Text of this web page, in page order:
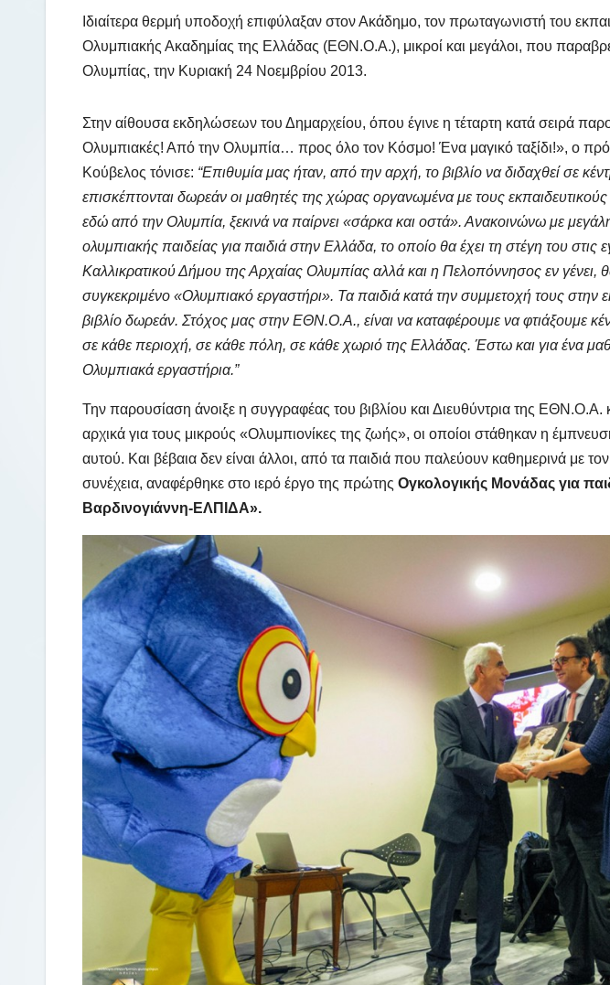
Ιδιαίτερα θερμή υποδοχή επιφύλαξαν στον Ακάδημο, τον πρωταγωνιστή του
Ολυμπιακής Ακαδημίας της Ελλάδας (ΕΘΝ.Ο.Α.), μικροί και μεγάλοι, που
Ολυμπίας, την Κυριακή 24 Νοεμβρίου 2013.
Στην αίθουσα εκδηλώσεων του Δημαρχείου, όπου έγινε η τέταρτη κατά σειρά
Ολυμπιακές! Από την Ολυμπία… προς όλο τον Κόσμο! Ένα μαγικό ταξίδι!», ο
Κούβελος τόνισε: “Επιθυμία μας ήταν, από την αρχή, το βιβλίο να διδαχθεί σε
επισκέπτονται δωρεάν οι μαθητές της χώρας οργανωμένα με τους
εδώ από την Ολυμπία, ξεκινά να παίρνει «σάρκα και οστά». Ανακοινώνω με
ολυμπιακής παιδείας για παιδιά στην Ελλάδα, το οποίο θα έχει τη στέγη του στις
Καλλικρατικού Δήμου της Αρχαίας Ολυμπίας αλλά και η Πελοπόννησος εν γένει,
συγκεκριμένο «Ολυμπιακό εργαστήρι». Τα παιδιά κατά την συμμετοχή τους
βιβλίο δωρεάν. Στόχος μας στην ΕΘΝ.Ο.Α., είναι να καταφέρουμε να φτιάξουμε
σε κάθε περιοχή, σε κάθε πόλη, σε κάθε χωριό της Ελλάδας. Έστω και για ένα
Ολυμπιακά εργαστήρια.”
Την παρουσίαση άνοιξε η συγγραφέας του βιβλίου και Διευθύντρια της
αρχικά για τους μικρούς «Ολυμπιονίκες της ζωής», οι οποίοι στάθηκαν η
αυτού. Και βέβαια δεν είναι άλλοι, από τα παιδιά που παλεύουν καθημερινά με
συνέχεια, αναφέρθηκε στο ιερό έργο της πρώτης Ογκολογικής Μονάδας για
Βαρδινογιάννη-ΕΛΠΙΔΑ».